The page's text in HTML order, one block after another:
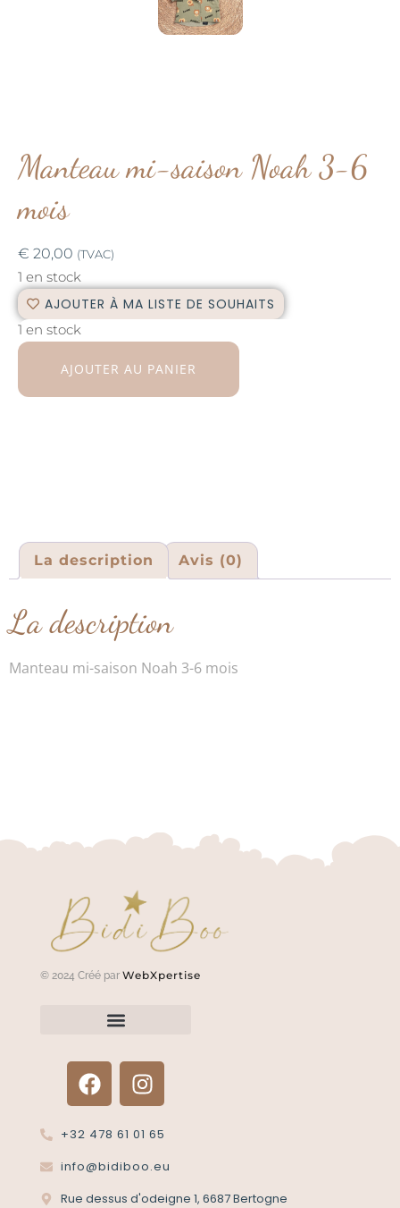
Manteau mi-saison Noah 3-6
mois
€ 20,00 (TVAC)
1 en stock
AJOUTER À MA LISTE DE SOUHAITS
1 en stock
AJOUTER AU PANIER
La description Avis (0)
La description
Manteau mi-saison Noah 3-6 mois
© 2024 Créé par WebXpertise
+32 478 61 01 65
info@bidiboo.eu
Rue dessus d'odeigne 1, 6687 Bertogne